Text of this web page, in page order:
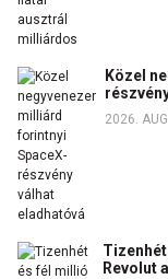
Közel
2026.
Revolut